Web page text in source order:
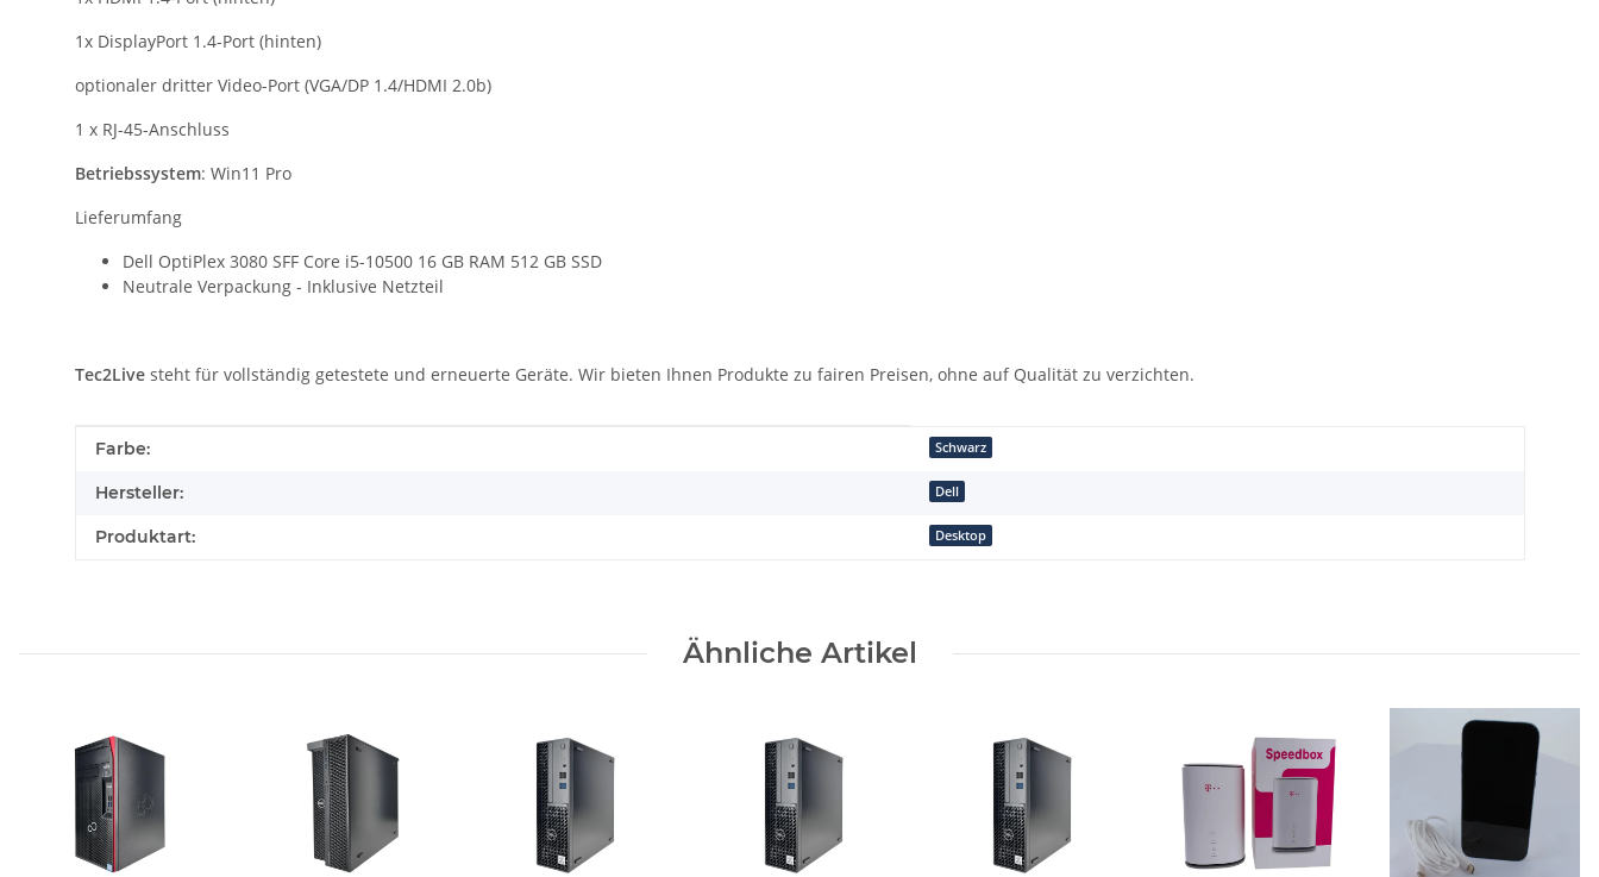
1x DisplayPort 1.4-Port (hinten)
optionaler dritter Video-Port (VGA/DP 1.4/HDMI 2.0b)
1 x RJ-45-Anschluss
Betriebssystem: Win11 Pro
Lieferumfang
Dell OptiPlex 3080 SFF Core i5-10500 16 GB RAM 512 GB SSD
Neutrale Verpackung - Inklusive Netzteil
Tec2Live steht für vollständig getestete und erneuerte Geräte. Wir bieten Ihnen Produkte zu fairen Preisen, ohne auf Qualität zu verzichten.
Produkteigenschaft
Wert
Farbe: Schwarz
Hersteller: Dell
Produktart: Desktop
Ähnliche Artikel